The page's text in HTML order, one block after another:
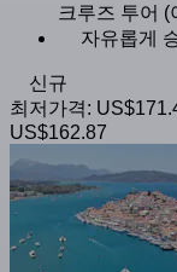
크루즈 투어
자유롭게
신규
최저가격:
US$162.87